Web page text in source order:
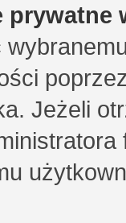
prywatne
Jeżeli